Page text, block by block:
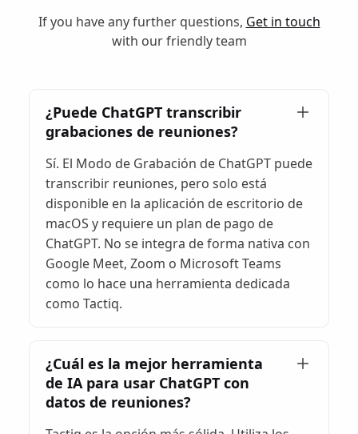
If you have any further questions, Get in touch
with our friendly team
¿Puede ChatGPT transcribir
grabaciones de reuniones?
Sí. El Modo de Grabación de ChatGPT puede
transcribir reuniones, pero solo está
disponible en la aplicación de escritorio de
macOS y requiere un plan de pago de
ChatGPT. No se integra de forma nativa con
Google Meet, Zoom o Microsoft Teams
como lo hace una herramienta dedicada
como Tactiq.
¿Cuál es la mejor herramienta
de IA para usar ChatGPT con
datos de reuniones?